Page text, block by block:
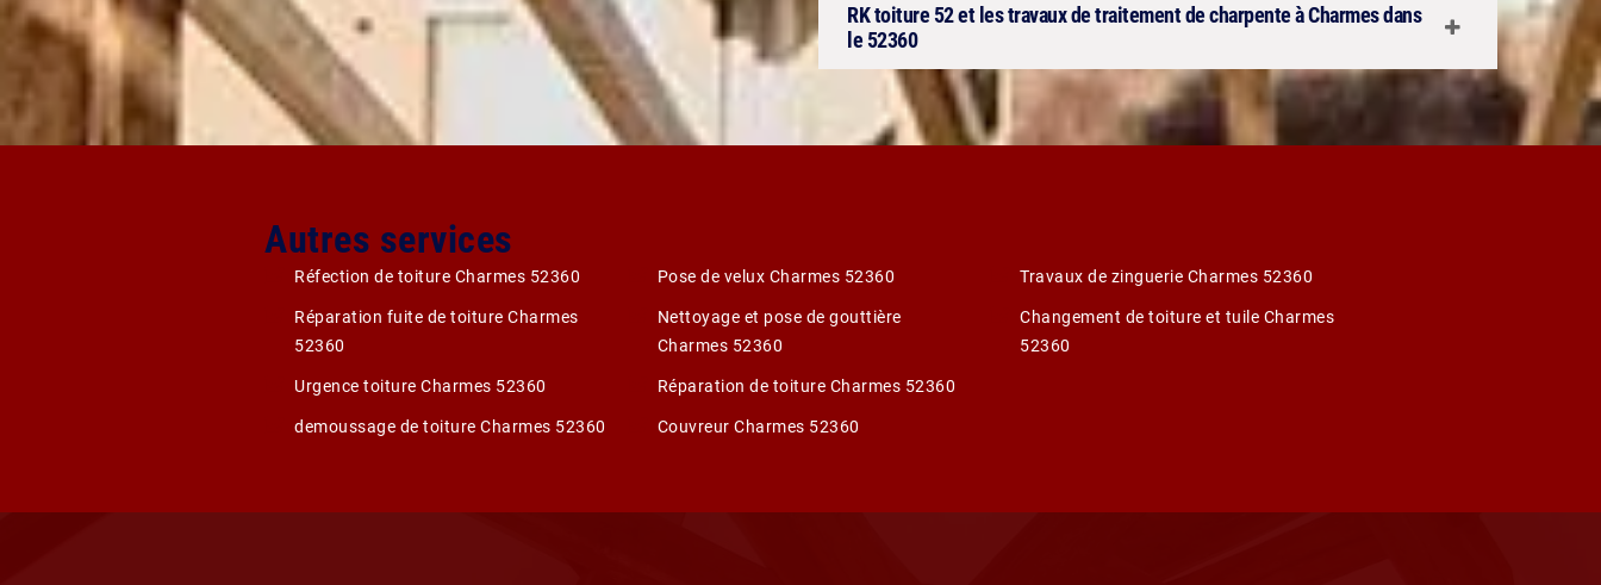
RK toiture 52 et les travaux de traitement de charpente à Charmes dans
le 52360
Autres services
Réfection de toiture Charmes 52360
Réparation fuite de toiture Charmes
52360
Urgence toiture Charmes 52360
demoussage de toiture Charmes 52360
Pose de velux Charmes 52360
Nettoyage et pose de gouttière
Charmes 52360
Réparation de toiture Charmes 52360
Couvreur Charmes 52360
Travaux de zinguerie Charmes 52360
Changement de toiture et tuile Charmes
52360